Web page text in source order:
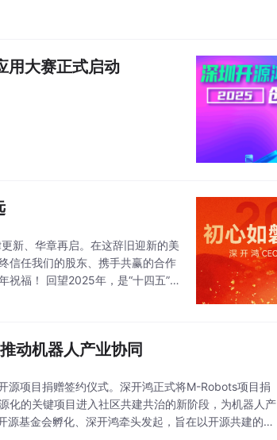
用大赛正式启动
信任我们的股东、携手共赢的合作
“十四五”
动机器人产业协同
源项目捐赠签约仪式。深开鸿正式将M-Robots项目捐
化的关键项目进入社区共建共治的新阶段，为机器人产